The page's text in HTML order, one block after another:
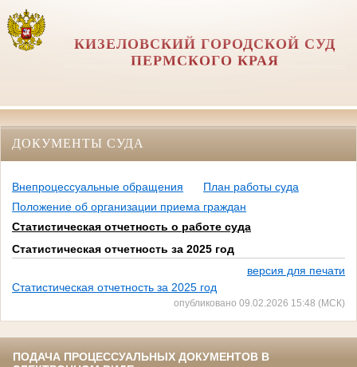
КИЗЕЛОВСКИЙ ГОРОДСКОЙ СУД
ПЕРМСКОГО КРАЯ
ДОКУМЕНТЫ СУДА
Внепроцессуальные обращения
План работы суда
Положение об организации приема граждан
Статистическая отчетность о работе суда
Статистическая отчетность за 2025 год
версия для печати
Статистическая отчетность за 2025 год
опубликовано 09.02.2026 15:48 (МСК)
ПОДАЧА ПРОЦЕССУАЛЬНЫХ ДОКУМЕНТОВ В